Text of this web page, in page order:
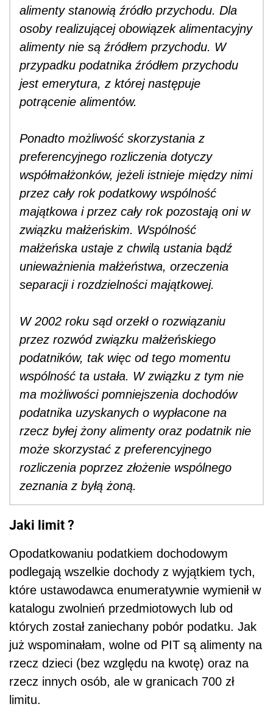
alimenty stanowią źródło przychodu. Dla
osoby realizującej obowiązek alimentacyjny
alimenty nie są źródłem przychodu. W
przypadku podatnika źródłem przychodu
jest emerytura, z której następuje
potrącenie alimentów.
Ponadto możliwość skorzystania z
preferencyjnego rozliczenia dotyczy
współmałżonków, jeżeli istnieje między nimi
przez cały rok podatkowy wspólność
majątkowa i przez cały rok pozostają oni w
związku małżeńskim. Wspólność
małżeńska ustaje z chwilą ustania bądź
unieważnienia małżeństwa, orzeczenia
separacji i rozdzielności majątkowej.
W 2002 roku sąd orzekł o rozwiązaniu
przez rozwód związku małżeńskiego
podatników, tak więc od tego momentu
wspólność ta ustała. W związku z tym nie
ma możliwości pomniejszenia dochodów
podatnika uzyskanych o wypłacone na
rzecz byłej żony alimenty oraz podatnik nie
może skorzystać z preferencyjnego
rozliczenia poprzez złożenie wspólnego
zeznania z byłą żoną.
Jaki limit ?
Opodatkowaniu podatkiem dochodowym
podlegają wszelkie dochody z wyjątkiem tych,
które ustawodawca enumeratywnie wymienił w
katalogu zwolnień przedmiotowych lub od
których został zaniechany pobór podatku. Jak
już wspominałam, wolne od PIT są alimenty na
rzecz dzieci (bez względu na kwotę) oraz na
rzecz innych osób, ale w granicach 700 zł
limitu.